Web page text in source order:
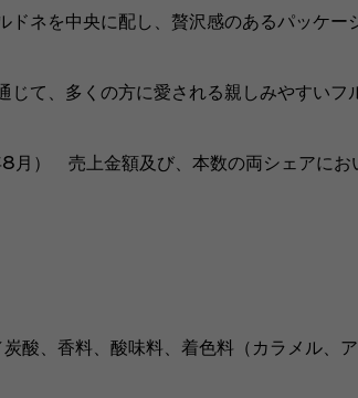
ネを中央に配し、贅沢感のあるパッケー
て、多くの方に愛される親しみやすいフ
月） 売上金額及び、本数の両シェアにお
酸、香料、酸味料、着色料（カラメル、